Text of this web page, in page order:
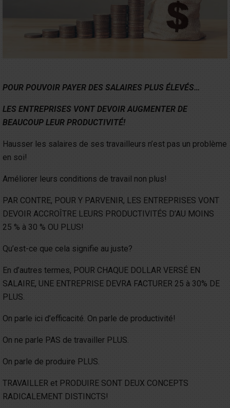
POUR POUVOIR PAYER DES SALAIRES PLUS ÉLEVÉS…
LES ENTREPRISES VONT DEVOIR AUGMENTER DE
BEAUCOUP LEUR PRODUCTIVITÉ!
Hausser les salaires de ses travailleurs n’est pas un problème
en soi!
Améliorer leurs conditions de travail non plus!
PAR CONTRE, POUR Y PARVENIR, LES ENTREPRISES VONT
DEVOIR ACCROÎTRE LEURS PRODUCTIVITÉS D’AU MOINS
25 % à 30 % OU PLUS!
Qu’est-ce que cela signifie au juste?
En d’autres termes, POUR CHAQUE DOLLAR VERSÉ EN
SALAIRE, UNE ENTREPRISE DEVRA FACTURER 25 à 30% DE
PLUS.
On parle ici d’efficacité. On parle de productivité!
On ne parle PAS de travailler PLUS.
On parle de produire PLUS.
TRAVAILLER et PRODUIRE SONT DEUX CONCEPTS
RADICALEMENT DISTINCTS!